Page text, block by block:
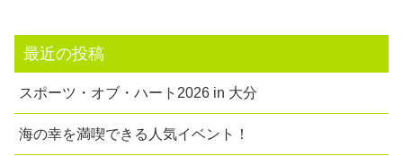
最近の投稿
スポーツ・オブ・ハート2026 in 大分
海の幸を満喫できる人気イベント！